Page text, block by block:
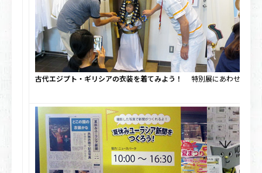
古代エジプト・ギリシアの衣装を着てみよう！ 特別展にあわせてこ